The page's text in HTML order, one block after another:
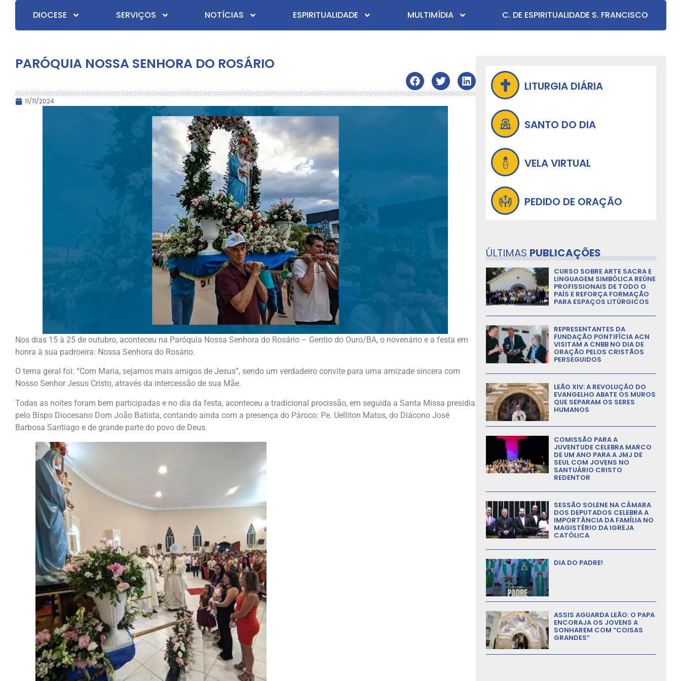
DIOCESE SERVIÇOS NOTÍCIAS ESPIRITUALIDADE MULTIMÍDIA C. DE ESPIRITUALIDADE S. FRANCISCO
PARÓQUIA NOSSA SENHORA DO ROSÁRIO
11/11/2024
Nos dias 15 à 25 de outubro, aconteceu na Paróquia Nossa Senhora do Rosário – Gentio do Ouro/BA, o novenário e a festa em
honra à sua padroeira: Nossa Senhora do Rosário.
O tema geral foi: “Com Maria, sejamos mais amigos de Jesus”, sendo um verdadeiro convite para uma amizade sincera com
Nosso Senhor Jesus Cristo, através da intercessão de sua Mãe.
Todas as noites foram bem participadas e no dia da festa, aconteceu a tradicional procissão, em seguida a Santa Missa presidia
pelo Bispo Diocesano Dom João Batista, contando ainda com a presença do Pároco: Pe. Uelliton Matos, do Diácono José
Barbosa Santiago e de grande parte do povo de Deus.
LITURGIA DIÁRIA
SANTO DO DIA
VELA VIRTUAL
PEDIDO DE ORAÇÃO
ÚLTIMASPUBLICAÇÕES
CURSO SOBRE ARTE SACRA E
LINGUAGEM SIMBÓLICA REÚNE
PROFISSIONAIS DE TODO O
PAÍS E REFORÇA FORMAÇÃO
PARA ESPAÇOS LITÚRGICOS
REPRESENTANTES DA
FUNDAÇÃO PONTIFÍCIA ACN
VISITAM A CNBB NO DIA DE
ORAÇÃO PELOS CRISTÃOS
PERSEGUIDOS
LEÃO XIV: A REVOLUÇÃO DO
EVANGELHO ABATE OS MUROS
QUE SEPARAM OS SERES
HUMANOS
COMISSÃO PARA A
JUVENTUDE CELEBRA MARCO
DE UM ANO PARA A JMJ DE
SEUL COM JOVENS NO
SANTUÁRIO CRISTO
REDENTOR
SESSÃO SOLENE NA CÂMARA
DOS DEPUTADOS CELEBRA A
IMPORTÂNCIA DA FAMÍLIA NO
MAGISTÉRIO DA IGREJA
CATÓLICA
DIA DO PADRE!
ASSIS AGUARDA LEÃO: O PAPA
ENCORAJA OS JOVENS A
SONHAREM COM “COISAS
GRANDES”